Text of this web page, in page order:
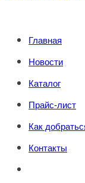
сайту
Главная
Новости
Каталог
Прайс-лист
Как
Контакты